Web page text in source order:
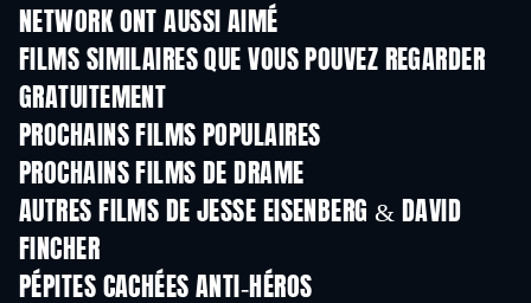
NETWORK ONT AUSSI AIMÉ
FILMS SIMILAIRES QUE VOUS POUVEZ REGARDER
GRATUITEMENT
PROCHAINS FILMS POPULAIRES
PROCHAINS FILMS DE DRAME
AUTRES FILMS DE JESSE EISENBERG & DAVID
FINCHER
PÉPITES CACHÉES ANTI-HÉROS